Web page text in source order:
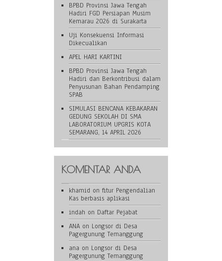
BPBD Provinsi Jawa Tengah
Hadiri FGD Persiapan Musim
Kemarau 2026 di Surakarta
Uji Konsekuensi Informasi
Dikecualikan
APEL HARI KARTINI
BPBD Provinsi Jawa Tengah
Hadiri dan Berkontribusi dalam
Penyusunan Bahan Pendamping
SPAB
SIMULASI BENCANA KEBAKARAN
GEDUNG SEKOLAH DI SMA
LABORATORIUM UPGRIS KOTA
SEMARANG, 14 APRIL 2026
KOMENTAR ANDA
khamid on fitur Pengendalian
Kas berbasis aplikasi
indah on Daftar Pejabat
ANA on Longsor di Desa
Pagergunung Temanggung
ana on Longsor di Desa
Pagergunung Temanggung